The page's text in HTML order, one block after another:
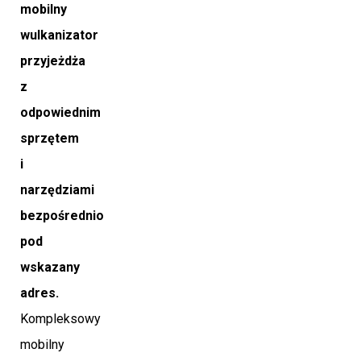
mobilny
wulkanizator
przyjeżdża
z
odpowiednim
sprzętem
i
narzędziami
bezpośrednio
pod
wskazany
adres.
Kompleksowy
mobilny